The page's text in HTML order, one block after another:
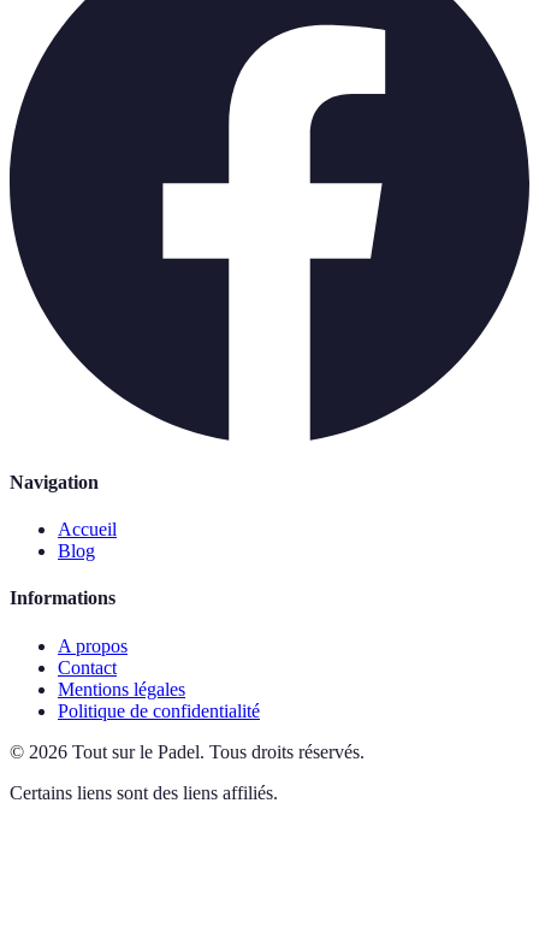
Navigation
Accueil
Blog
Informations
A propos
Contact
Mentions légales
Politique de confidentialité
© 2026 Tout sur le Padel. Tous droits réservés.
Certains liens sont des liens affiliés.